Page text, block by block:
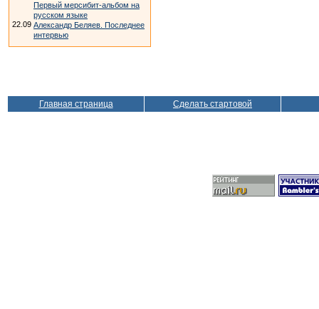
Первый мерсибит-альбом на
русском языке
22.09 Александр Беляев. Последнее
интервью
Главная страница Сделать стартовой